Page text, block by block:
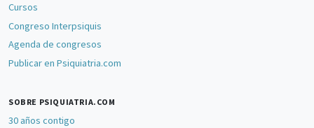
Cursos
Congreso Interpsiquis
Agenda de congresos
Publicar en Psiquiatria.com
SOBRE PSIQUIATRIA.COM
30 años contigo